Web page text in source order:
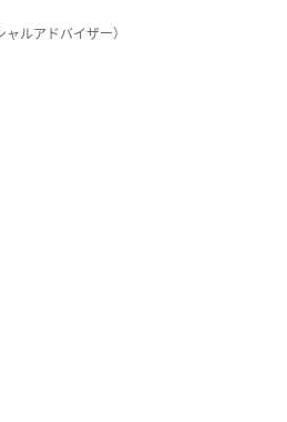
ルアドバイザー）